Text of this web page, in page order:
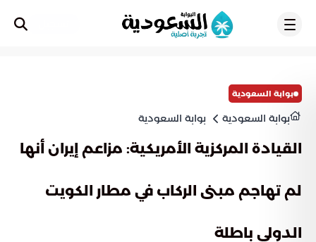
بوابة السعودية
بوابة السعودية بوابة السعودية
القيادة المركزية الأمريكية: مزاعم إيران أنها
لم تهاجم مبنى الركاب في مطار الكويت
الدولي باطلة